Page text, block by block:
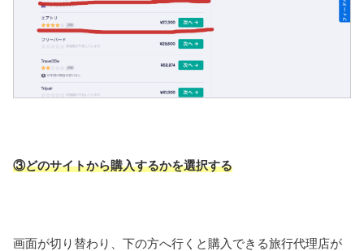
③どのサイトから購入するかを選択する
画面が切り替わり、下の方へ行くと購入できる旅行代理店が